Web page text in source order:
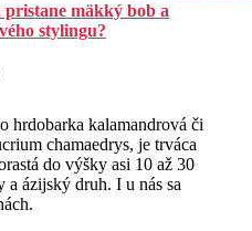
pristane mäkký bob a
stylingu?
hrdobarka kalamandrová či
chamaedrys, je trváca
do výšky asi 10 až 30
a ázijský druh. I u nás sa